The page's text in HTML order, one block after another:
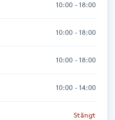
10:00 - 18:00
10:00 - 18:00
10:00 - 18:00
10:00 - 14:00
Stängt